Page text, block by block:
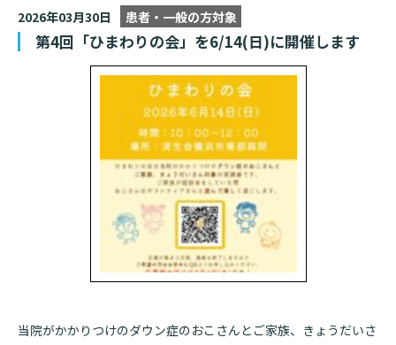
2026年03月30日 患者・一般の方対象
第4回「ひまわりの会」を6/14(日)に開催します
当院がかかりつけのダウン症のおこさんとご家族、きょうだいさ